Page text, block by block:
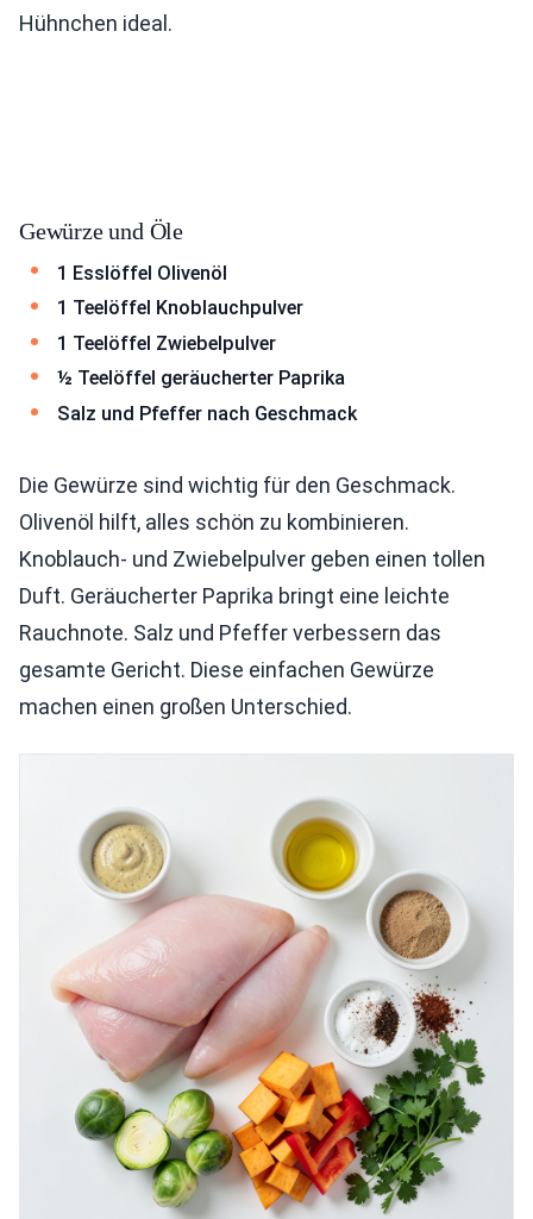
Hühnchen ideal.
Gewürze und Öle
1 Esslöffel Olivenöl
1 Teelöffel Knoblauchpulver
1 Teelöffel Zwiebelpulver
½ Teelöffel geräucherter Paprika
Salz und Pfeffer nach Geschmack
Die Gewürze sind wichtig für den Geschmack.
Olivenöl hilft, alles schön zu kombinieren.
Knoblauch- und Zwiebelpulver geben einen tollen
Duft. Geräucherter Paprika bringt eine leichte
Rauchnote. Salz und Pfeffer verbessern das
gesamte Gericht. Diese einfachen Gewürze
machen einen großen Unterschied.